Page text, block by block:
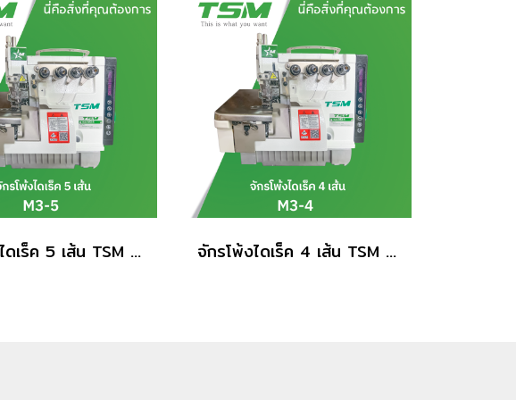
จักรโพ้งไดเร็ค 5 เส้น TSM รุ่น M3-5 จักรโพ้งไดเร็ค 4 เส้น TSM รุ่น M3-4